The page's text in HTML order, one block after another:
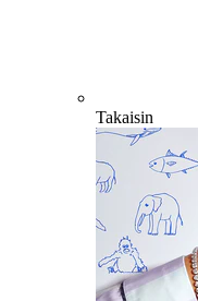
Takaisin